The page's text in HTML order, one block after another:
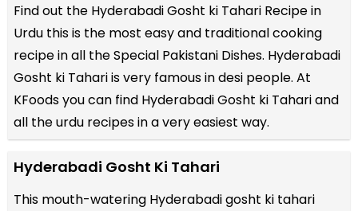
Find out the Hyderabadi Gosht ki Tahari Recipe in
Urdu this is the most easy and traditional cooking
recipe in all theSpecial Pakistani Dishes. Hyderabadi
Gosht ki Tahari is very famous in desi people. At
KFoods you can find Hyderabadi Gosht ki Tahari and
all theurdu recipesin a very easiest way.
Hyderabadi Gosht Ki Tahari
This mouth-watering Hyderabadi gosht ki tahari